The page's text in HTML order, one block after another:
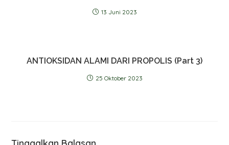
13 Juni 2023
ANTIOKSIDAN ALAMI DARI PROPOLIS (Part 3)
25 Oktober 2023